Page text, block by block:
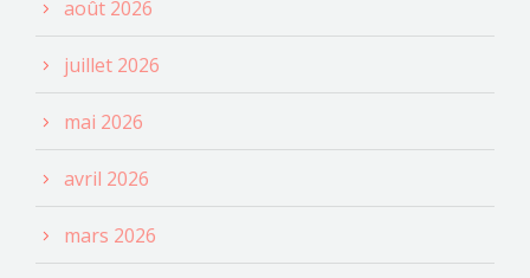
août 2026
juillet 2026
mai 2026
avril 2026
mars 2026